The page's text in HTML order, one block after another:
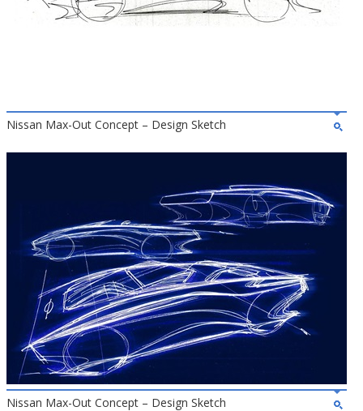
Nissan Max-Out Concept – Design Sketch
Nissan Max-Out Concept – Design Sketch